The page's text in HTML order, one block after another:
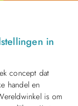
in
concept dat
handel en
is om